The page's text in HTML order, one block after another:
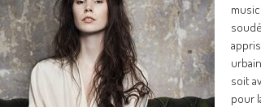
soit
pour